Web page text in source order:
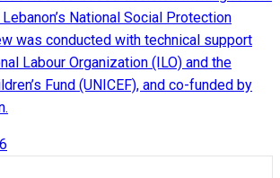
National Social Protection
was conducted with technical support
Labour Organization (ILO) and the
Fund (UNICEF), and co-funded by